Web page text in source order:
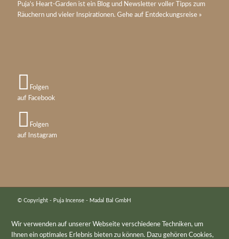
Puja’s Heart-Gardenist ein Blog und Newsletter voller Tipps zum
Räuchern und vieler Inspirationen. Gehe auf Entdeckungsreise »
Folgen
auf Facebook
Folgen
auf Instagram
© Copyright - Puja Incense - Madal Bal GmbH
Wir verwenden auf unserer Webseite verschiedene Techniken, um
Ihnen ein optimales Erlebnis bieten zu können. Dazu gehören Cookies,